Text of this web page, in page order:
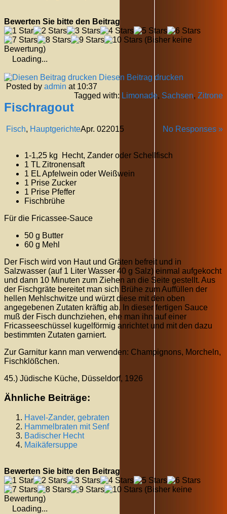
Bewerten Sie bitte den Beitrag
(Bisher keine
Bewertung)
Loading...
Diesen Beitrag drucken
Posted by admin at 10:37
Tagged with: Limonade, Sachsen, Zitrone
Fischragout
Fisch, Hauptgerichte No Responses »
Apr. 022015
1-1,25 kg Hecht, Zander oder Schellfisch
1 TL Zitronensaft
1 EL Apfelwein oder Weißwein
1 Prise Zucker
1 Prise Pfeffer
Fischbrühe
Für die Fricassee-Sauce
50 g Butter
60 g Mehl
Der Fisch wird von Haut und Gräten befreit und in
Salzwasser (auf 1 Liter Wasser 40 g Salz) einmal aufgekocht
und dann 10 Minuten zum Ziehen an die Seite gestellt. Aus
der Fischgräte bereitet man sich Brühe zum Auffüllen der
hellen Mehlschwitze und würzt diese mit den oben
angegebenen Zutaten kräftig ab. In dieser fertigen Sauce
muß der Fisch dunchziehen, ehe man ihn auf einer
Fricasseeschüssel kugelförmig anrichtet und mit den dazu
bestimmten Zutaten garniert.
Zur Garnitur kann man verwenden: Champignons, Morcheln,
Fischklößchen.
45.) Jüdische Küche, Düsseldorf, 1926
Ähnliche Beiträge:
Havel-Zander, gebraten
Hammelbraten mit Senf
Badischer Hecht
Maikäfersuppe
Bewerten Sie bitte den Beitrag
(Bisher keine
Bewertung)
Loading...